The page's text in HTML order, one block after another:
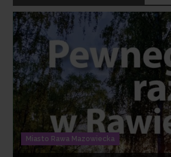
Miasto Rawa Mazowiecka